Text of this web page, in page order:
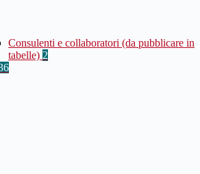
Consulenti e collaboratori (da pubblicare in
tabelle) 2